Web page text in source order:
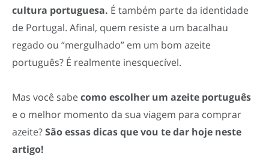
cultura portuguesa. É também parte da identidade
de Portugal. Afinal, quem resiste a um bacalhau
regado ou “mergulhado” em um bom azeite
português? É realmente inesquecível.
Mas você sabecomo escolher um azeite português
e o melhor momento da sua viagem para comprar
azeite?São essas dicas que vou te dar hoje neste
artigo!